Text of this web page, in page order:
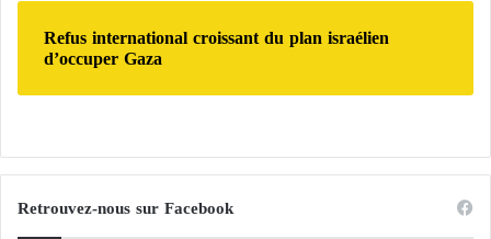
Refus international croissant du plan israélien
d’occuper Gaza
Retrouvez-nous sur Facebook